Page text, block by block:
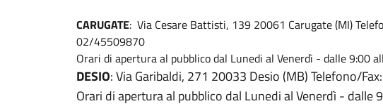
CARUGATE: Via Cesare Battisti, 139 20061 Carugate (MI)
02/45509870
Orari di apertura al pubblico dal Lunedi al Venerdì - dalle 9:00
DESIO: Via Garibaldi, 271 20033 Desio (MB) Telefono/
Orari di apertura al pubblico dal Lunedi al Venerdì - dalle